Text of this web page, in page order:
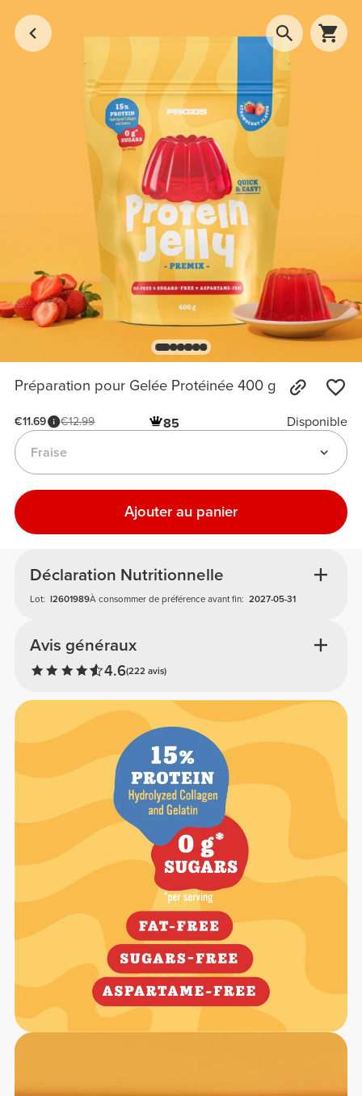
Préparation pour Gelée Protéinée 400 g
€11.69 €12.99 85
Disponible
Fraise
Ajouter au panier
Déclaration Nutritionnelle
Lot: I2601989À consommer de préférence avant fin: 2027-05-31
Avis généraux
4.6(222 avis)